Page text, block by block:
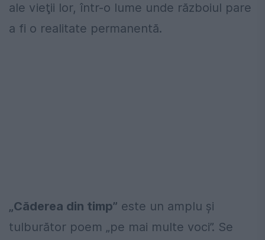
ale vieţii lor, într-o lume unde războiul pare
a fi o realitate permanentă.
„Căderea din timp” este un amplu şi
tulburător poem „pe mai multe voci”. Se